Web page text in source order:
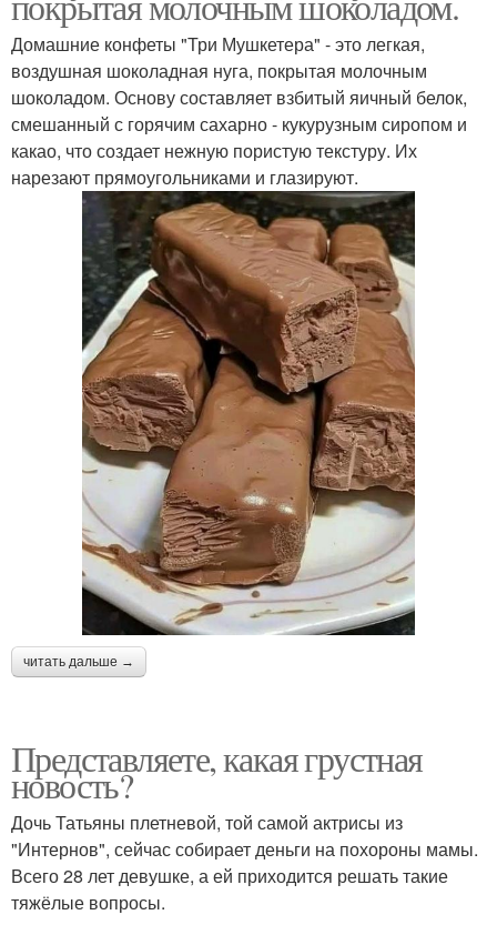
Домашние конфеты "Три Мушкетера" - это легкая,
воздушная шоколадная нуга, покрытая молочным
шоколадом. Основу составляет взбитый яичный белок,
смешанный с горячим сахарно - кукурузным сиропом и
какао, что создает нежную пористую текстуру. Их
нарезают прямоугольниками и глазируют.
читать дальше →
Представляете, какая грустная
новость?
Дочь Татьяны плетневой, той самой актрисы из
"Интернов", сейчас собирает деньги на похороны мамы.
Всего 28 лет девушке, а ей приходится решать такие
тяжёлые вопросы.